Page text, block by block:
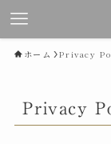
ホーム Privacy
Privacy